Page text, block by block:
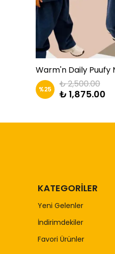
%25 ₺ 2,500.00
₺ 1,875.00
KATEGORİLER
Yeni Gelenler
İndirimdekiler
Favori Ürünler